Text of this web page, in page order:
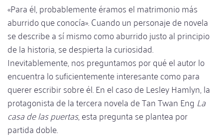
«Para él, probablemente éramos el matrimonio más
aburrido que conocía». Cuando un personaje de novela
se describe a sí mismo como aburrido justo al principio
de la historia, se despierta la curiosidad.
Inevitablemente, nos preguntamos por qué el autor lo
encuentra lo suficientemente interesante como para
querer escribir sobre él. En el caso de Lesley Hamlyn, la
protagonista de la tercera novela de Tan Twan Eng La
casa de las puertas, esta pregunta se plantea por
partida doble.